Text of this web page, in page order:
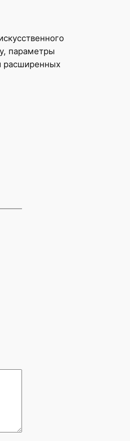
параметры
расширенных